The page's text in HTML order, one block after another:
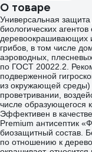
3110
О товаре
Универсальная
биологических
деревоокрашивающих
грибов, в том числе
аэроводных,
по ГОСТ 20022.2.
подверженной
из окружающей среды)
проветривании,
числе образующегося
Эффективен в
Premium антисептик
биозащитный состав.
по отношению к